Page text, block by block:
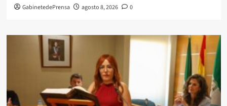
GabinetedePrensa agosto 8, 2026 0